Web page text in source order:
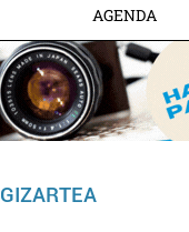
AGENDA
GIZARTEA